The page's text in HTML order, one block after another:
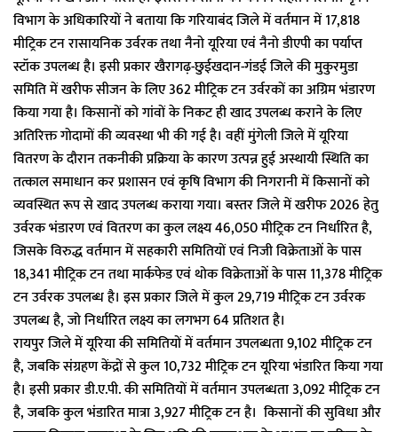
विभाग के अधिकारियों ने बताया कि गरियाबंद जिले में वर्तमान में 17,818
मीट्रिक टन रासायनिक उर्वरक तथा नैनो यूरिया एवं नैनो डीएपी का पर्याप्त
स्टॉक उपलब्ध है। इसी प्रकार खैरागढ़-छुईखदान-गंडई जिले की मुकुरमुडा
समिति में खरीफ सीजन के लिए 362 मीट्रिक टन उर्वरकों का अग्रिम भंडारण
किया गया है। किसानों को गांवों के निकट ही खाद उपलब्ध कराने के लिए
अतिरिक्त गोदामों की व्यवस्था भी की गई है। वहीं मुंगेली जिले में यूरिया
वितरण के दौरान तकनीकी प्रक्रिया के कारण उत्पन्न हुई अस्थायी स्थिति का
तत्काल समाधान कर प्रशासन एवं कृषि विभाग की निगरानी में किसानों को
व्यवस्थित रूप से खाद उपलब्ध कराया गया। बस्तर जिले में खरीफ 2026 हेतु
उर्वरक भंडारण एवं वितरण का कुल लक्ष्य 46,050 मीट्रिक टन निर्धारित है,
जिसके विरुद्ध वर्तमान में सहकारी समितियों एवं निजी विक्रेताओं के पास
18,341 मीट्रिक टन तथा मार्कफेड एवं थोक विक्रेताओं के पास 11,378 मीट्रिक
टन उर्वरक उपलब्ध है। इस प्रकार जिले में कुल 29,719 मीट्रिक टन उर्वरक
उपलब्ध है, जो निर्धारित लक्ष्य का लगभग 64 प्रतिशत है।
रायपुर जिले में यूरिया की समितियों में वर्तमान उपलब्धता 9,102 मीट्रिक टन
है, जबकि संग्रहण केंद्रों से कुल 10,732 मीट्रिक टन यूरिया भंडारित किया गया
है। इसी प्रकार डी.ए.पी. की समितियों में वर्तमान उपलब्धता 3,092 मीट्रिक टन
है, जबकि कुल भंडारित मात्रा 3,927 मीट्रिक टन है। किसानों की सुविधा और